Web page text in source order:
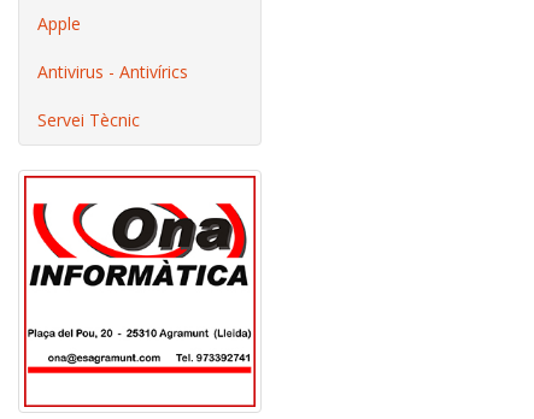
Apple
Antivirus - Antivírics
Servei Tècnic